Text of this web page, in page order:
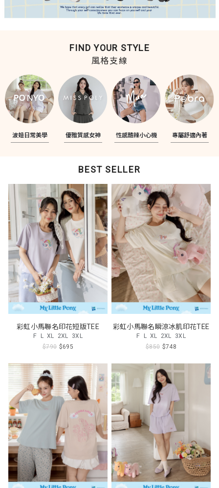
FIND YOUR STYLE
風格支線
波妞日常美學 優雅質感女神 性感酷辣小心機 專屬舒適內著
BEST SELLER
彩虹小馬聯名印花短版TEE
F L XL 2XL 3XL
$790 $695
彩虹小馬聯名瞬涼冰肌印花TEE
F L XL 2XL 3XL
$850 $748